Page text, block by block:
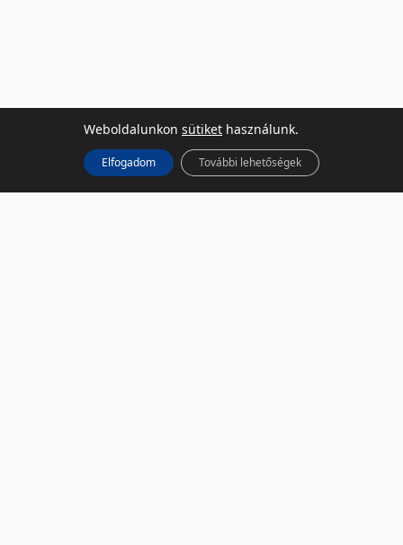
Weboldalunkon sütiket használunk.
Elfogadom További lehetőségek